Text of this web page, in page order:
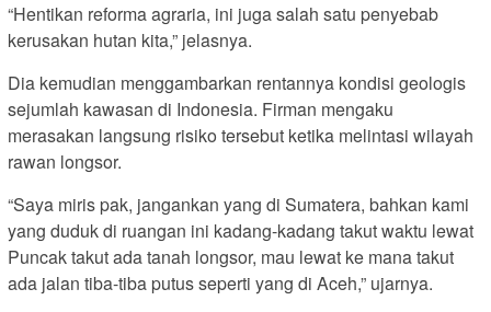
“Hentikan reforma agraria, ini juga salah satu penyebab
kerusakan hutan kita,” jelasnya.
Dia kemudian menggambarkan rentannya kondisi geologis
sejumlah kawasan di Indonesia. Firman mengaku
merasakan langsung risiko tersebut ketika melintasi wilayah
rawan longsor.
“Saya miris pak, jangankan yang di Sumatera, bahkan kami
yang duduk di ruangan ini kadang-kadang takut waktu lewat
Puncak takut ada tanah longsor, mau lewat ke mana takut
ada jalan tiba-tiba putus seperti yang di Aceh,” ujarnya.